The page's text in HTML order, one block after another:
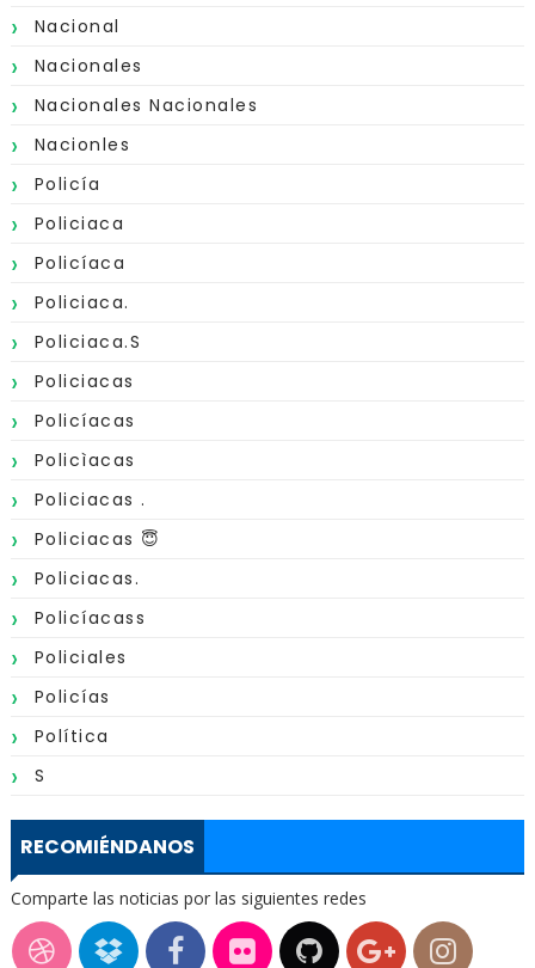
Nacional
Nacionales
Nacionales Nacionales
Nacionles
Policía
Policiaca
Policíaca
Policiaca.
Policiaca.s
Policiacas
Policíacas
Policìacas
Policiacas .
Policiacas 😇
Policiacas.
Policíacass
Policiales
Policías
Política
S
RECOMIÉNDANOS
Comparte las noticias por las siguientes redes